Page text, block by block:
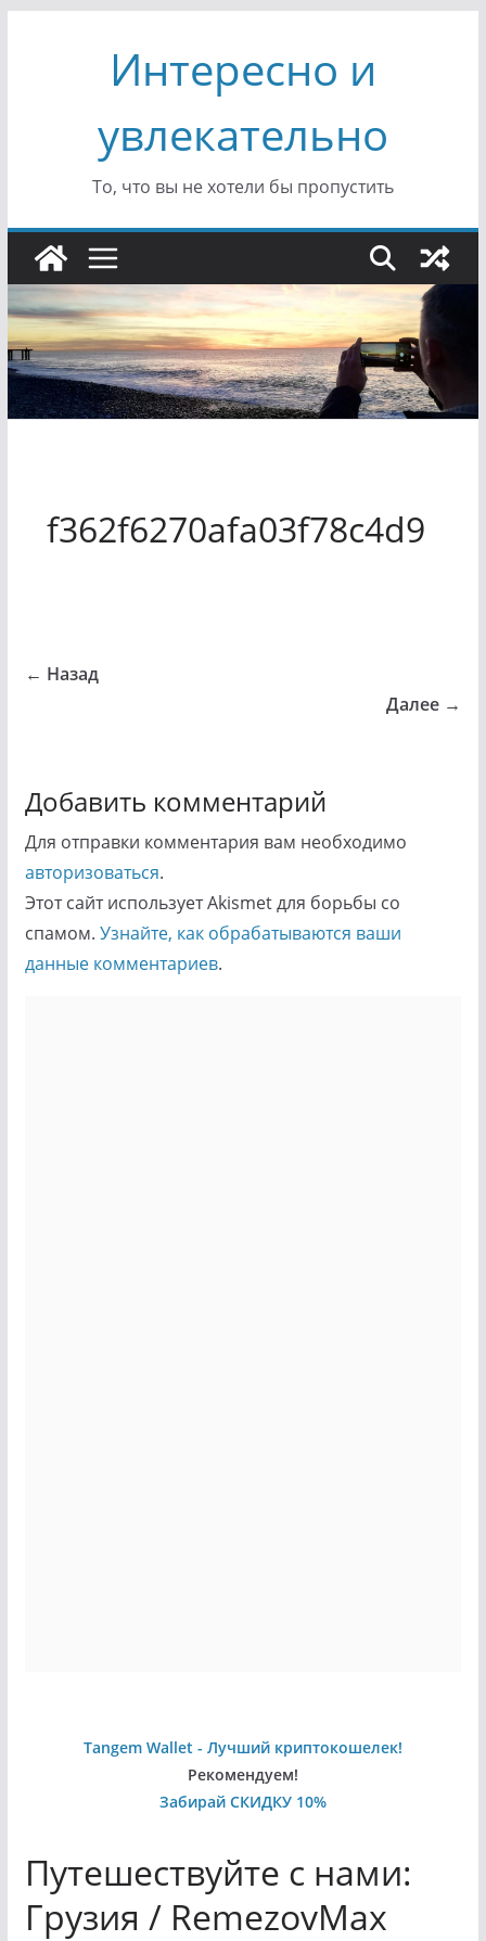
содержимомуИнтересно и
увлекательно
То, что вы не хотели бы пропустить
f362f6270afa03f78c4d9
← Назад
Далее →
Добавить комментарий
Для отправки комментария вам необходимо
авторизоваться.
Этот сайт использует Akismet для борьбы со
спамом. Узнайте, как обрабатываются ваши
данные комментариев.
Tangem Wallet - Лучший криптокошелек!
Рекомендуем!
Забирай СКИДКУ 10%
Путешествуйте с нами:
Грузия / RemezovMax